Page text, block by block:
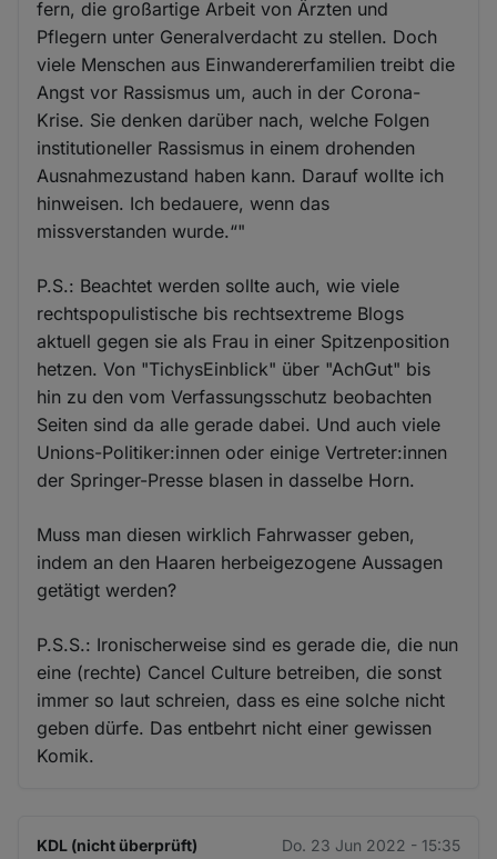
fern, die großartige Arbeit von Ärzten und
Pflegern unter Generalverdacht zu stellen. Doch
viele Menschen aus Einwandererfamilien treibt die
Angst vor Rassismus um, auch in der Corona-
Krise. Sie denken darüber nach, welche Folgen
institutioneller Rassismus in einem drohenden
Ausnahmezustand haben kann. Darauf wollte ich
hinweisen. Ich bedauere, wenn das
missverstanden wurde.“"
P.S.: Beachtet werden sollte auch, wie viele
rechtspopulistische bis rechtsextreme Blogs
aktuell gegen sie als Frau in einer Spitzenposition
hetzen. Von "TichysEinblick" über "AchGut" bis
hin zu den vom Verfassungsschutz beobachten
Seiten sind da alle gerade dabei. Und auch viele
Unions-Politiker:innen oder einige Vertreter:innen
der Springer-Presse blasen in dasselbe Horn.
Muss man diesen wirklich Fahrwasser geben,
indem an den Haaren herbeigezogene Aussagen
getätigt werden?
P.S.S.: Ironischerweise sind es gerade die, die nun
eine (rechte) Cancel Culture betreiben, die sonst
immer so laut schreien, dass es eine solche nicht
geben dürfe. Das entbehrt nicht einer gewissen
Komik.
KDL (nicht überprüft) Do. 23 Jun 2022 - 15:35